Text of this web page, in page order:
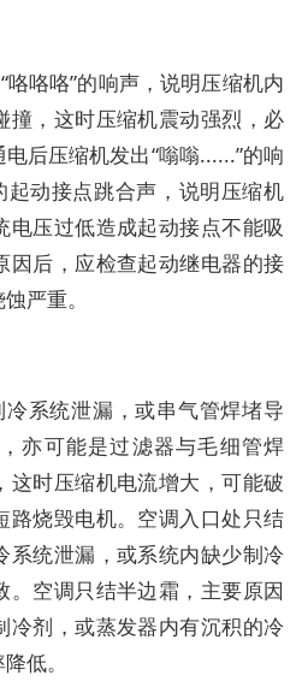
咯咯”的响声，说明压缩机内
撞，这时压缩机震动强烈，必
后压缩机发出“嗡嗡......”的响
起动接点跳合声，说明压缩机
电压过低造成起动接点不能吸
因后，应检查起动继电器的接
严重。
系统泄漏，或串气管焊堵导
亦可能是过滤器与毛细管焊
这时压缩机电流增大，可能破
路烧毁电机。空调入口处只结
系统泄漏，或系统内缺少制冷
。空调只结半边霜，主要原因
冷剂，或蒸发器内有沉积的冷
低。